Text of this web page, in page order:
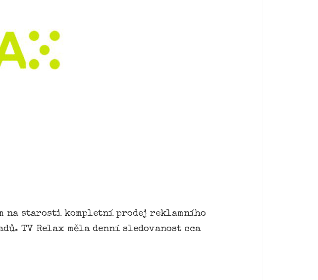
na starosti kompletní prodej reklamního
TV Relax měla denní sledovanost cca